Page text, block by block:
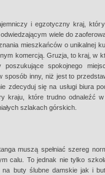
i egzotyczny kraj,
wiele do
mieszkańców o unikalnej
komercją. Gruzja, to kraj, w
poszukujące spokojnego
sposób inny, niż jest to
zdecyduj się na usługi biura
kraju, które trudno odnaleźć
szlakach górskich.
muszą spełniać szereg
calu. To jednak nie tylko
na buty ślubne damskie jak i